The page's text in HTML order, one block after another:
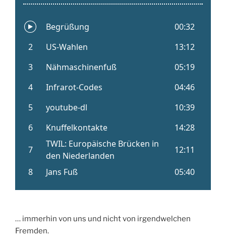
… immerhin von uns und nicht von irgendwelchen
Fremden.